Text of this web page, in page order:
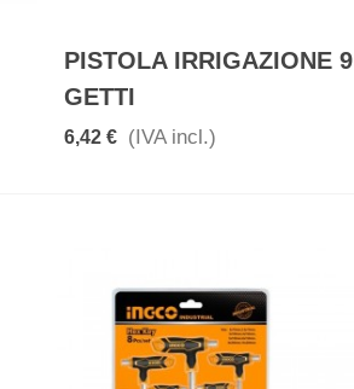
PISTOLA IRRIGAZIONE 9
GETTI
6,42 € (IVA incl.)